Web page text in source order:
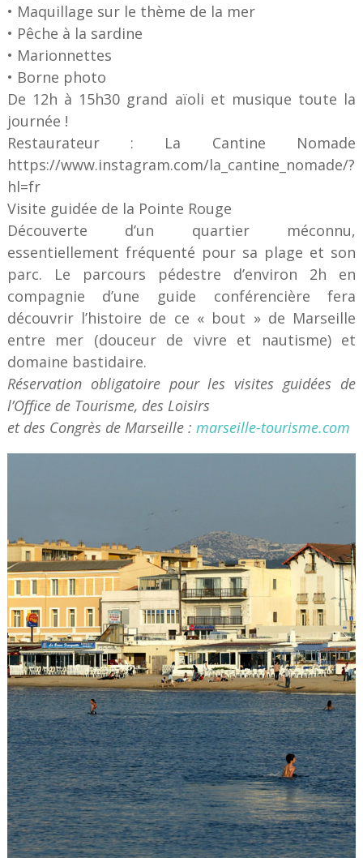
• Maquillage sur le thème de la mer
• Pêche à la sardine
• Marionnettes
• Borne photo
De 12h à 15h30 grand aïoli et musique toute la
journée !
Restaurateur : La Cantine Nomade
https://www.instagram.com/la_cantine_nomade/?
hl=fr
Visite guidée de la Pointe Rouge
Découverte d’un quartier méconnu,
essentiellement fréquenté pour sa plage et son
parc. Le parcours pédestre d’environ 2h en
compagnie d’une guide conférencière fera
découvrir l’histoire de ce « bout » de Marseille
entre mer (douceur de vivre et nautisme) et
domaine bastidaire.
Réservation obligatoire pour les visites guidées de
l’Office de Tourisme, des Loisirs
et des Congrès de Marseille : marseille-tourisme.com